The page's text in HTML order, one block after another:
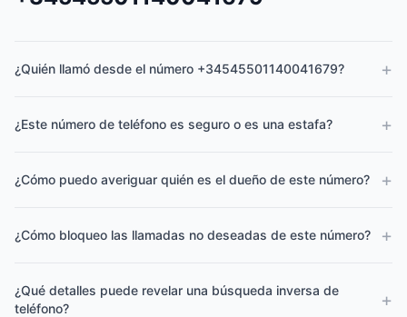
¿Quién llamó desde el número +34545501140041679? +
¿Este número de teléfono es seguro o es una estafa? +
¿Cómo puedo averiguar quién es el dueño de este número? +
¿Cómo bloqueo las llamadas no deseadas de este número? +
¿Qué detalles puede revelar una búsqueda inversa de
teléfono?
+